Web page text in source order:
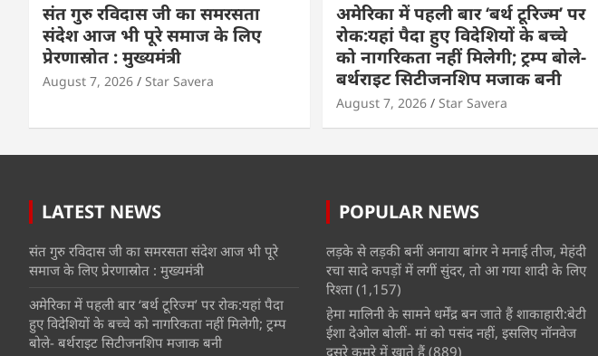
संत गुरु रविदास जी का समरसता
संदेश आज भी पूरे समाज के लिए
प्रेरणास्रोत : मुख्यमंत्री
August 7, 2026 Star Savera
अमेरिका में पहली बार ‘बर्थ टूरिज्म’ पर
रोक:यहां पैदा हुए विदेशियों के बच्चे
को नागरिकता नहीं मिलेगी; ट्रम्प बोले-
बर्थराइट सिटीजनशिप मजाक बनी
August 7, 2026 Star Savera
LATEST NEWS
संत गुरु रविदास जी का समरसता संदेश आज भी पूरे
समाज के लिए प्रेरणास्रोत : मुख्यमंत्री
अमेरिका में पहली बार ‘बर्थ टूरिज्म’ पर रोक:यहां पैदा
हुए विदेशियों के बच्चे को नागरिकता नहीं मिलेगी; ट्रम्प
बोले- बर्थराइट सिटीजनशिप मजाक बनी
POPULAR NEWS
लड़के से लड़की बनीं अनाया बांगर ने मनाई तीज, मेहंदी
रचा सादे कपड़ों में लगीं सुंदर, तो आ गया शादी के लिए
रिश्ता (1,157)
हेमा मालिनी के सामने धर्मेंद्र बन जाते हैं शाकाहारी:बेटी
ईशा देओल बोलीं- मां को पसंद नहीं, इसलिए नॉनवेज
दूसरे कमरे में खाते हैं (889)